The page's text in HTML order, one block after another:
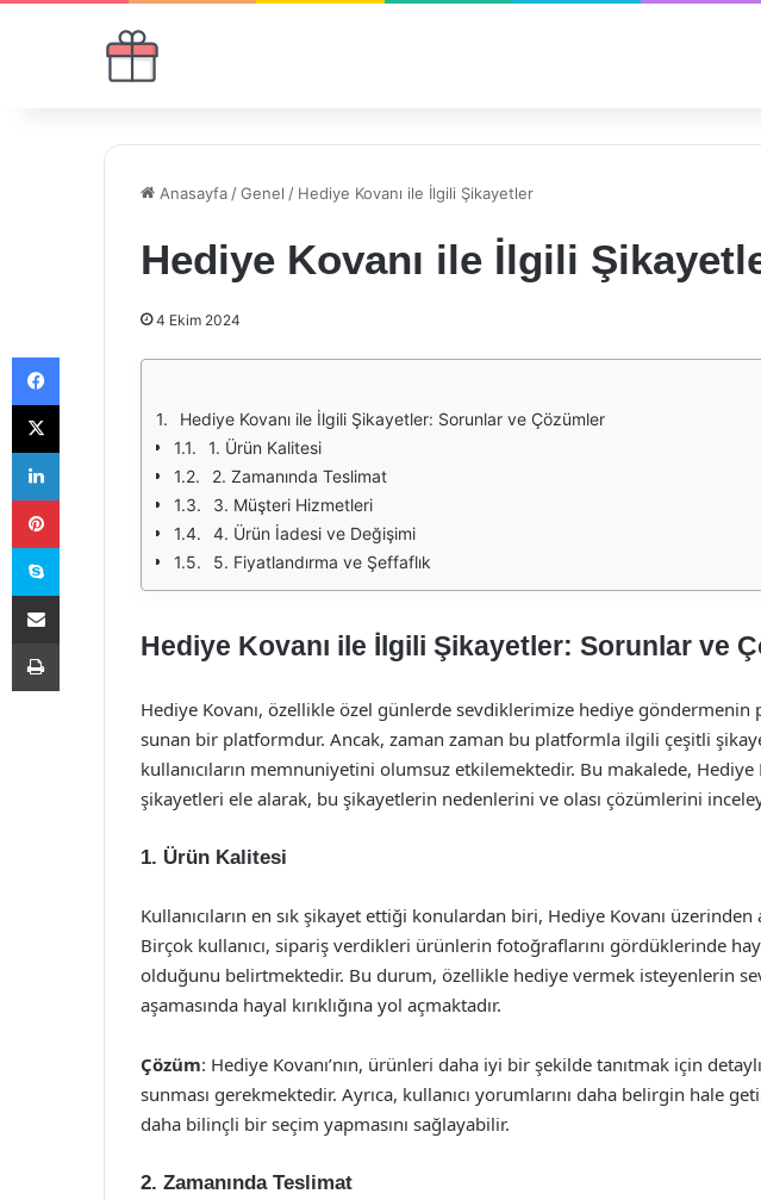
Anasayfa /Genel / Hediye Kovanı ile İlgili Şikayetler
Hediye Kovanı ile İlgili
4 Ekim 2024
Hediye Kovanı ile İlgili Şikayetler: Sorunlar ve Çözümler
1. Ürün Kalitesi
2. Zamanında Teslimat
3. Müşteri Hizmetleri
4. Ürün İadesi ve Değişimi
5. Fiyatlandırma ve Şeffaflık
Hediye Kovanı ile İlgili Şikayetler: Sorunlar ve
Hediye Kovanı, özellikle özel günlerde sevdiklerimize hediye
sunan bir platformdur. Ancak, zaman zaman bu platformla ilgili çeşitli
kullanıcıların memnuniyetini olumsuz etkilemektedir. Bu makalede, Hediye
şikayetleri ele alarak, bu şikayetlerin nedenlerini ve olası çözümlerini
1. Ürün Kalitesi
Kullanıcıların en sık şikayet ettiği konulardan biri, Hediye Kovanı
Birçok kullanıcı, sipariş verdikleri ürünlerin fotoğraflarını gördüklerinde
olduğunu belirtmektedir. Bu durum, özellikle hediye vermek isteyenlerin
aşamasında hayal kırıklığına yol açmaktadır.
Çözüm: Hediye Kovanı’nın, ürünleri daha iyi bir şekilde tanıtmak için
sunması gerekmektedir. Ayrıca, kullanıcı yorumlarını daha belirgin hale
daha bilinçli bir seçim yapmasını sağlayabilir.
2. Zamanında Teslimat
Facebook
X
LinkedIn
Pinterest
Skype
E-Posta ile paylaş